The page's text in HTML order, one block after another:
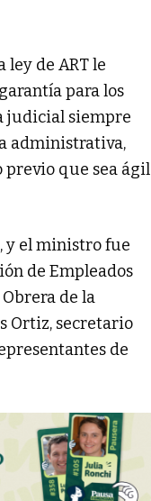
de ART le
para los
judicial siempre
administrativa,
que sea ágil
y el ministro fue
de Empleados
de la
Ortiz, secretario
de